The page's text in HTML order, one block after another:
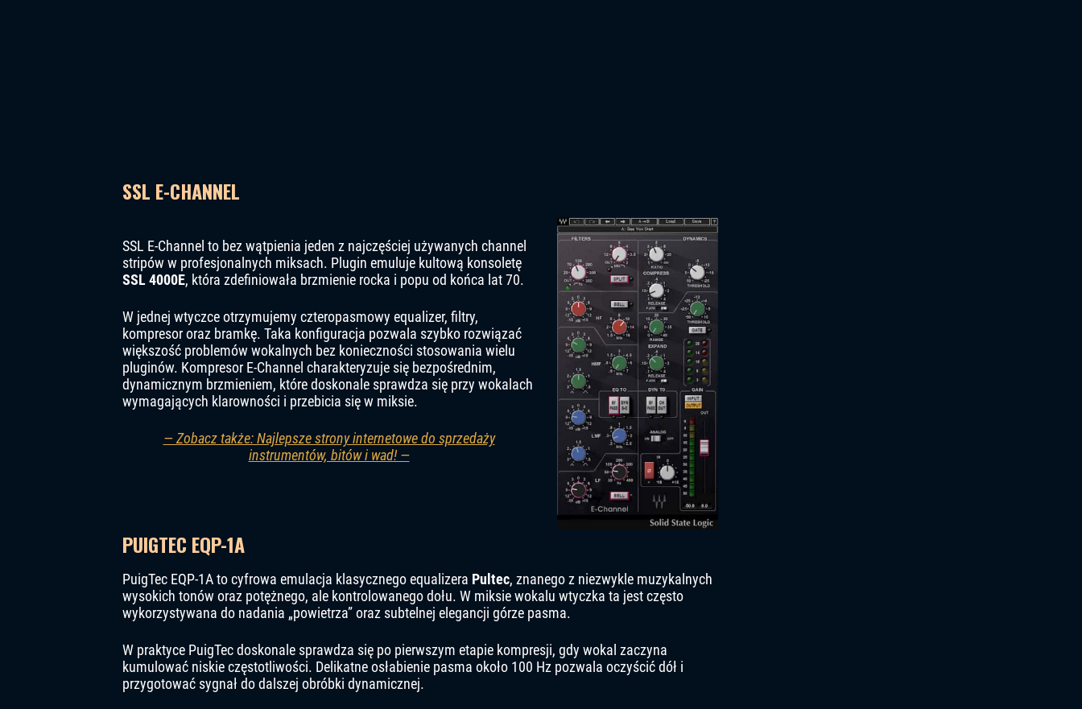
SSL E-CHANNEL
SSL E-Channel to bez wątpienia jeden z najczęściej używanych channel
stripów w profesjonalnych miksach. Plugin emuluje kultową konsoletę
SSL 4000E, która zdefiniowała brzmienie rocka i popu od końca lat 70.
W jednej wtyczce otrzymujemy czteropasmowy equalizer, filtry,
kompresor oraz bramkę. Taka konfiguracja pozwala szybko rozwiązać
większość problemów wokalnych bez konieczności stosowania wielu
pluginów. Kompresor E-Channel charakteryzuje się bezpośrednim,
dynamicznym brzmieniem, które doskonale sprawdza się przy wokalach
wymagających klarowności i przebicia się w miksie.
— Zobacz także: Najlepsze strony internetowe do sprzedaży
instrumentów, bitów i wad! —
PUIGTEC EQP-1A
PuigTec EQP-1A to cyfrowa emulacja klasycznego equalizera Pultec, znanego z niezwykle muzykalnych
wysokich tonów oraz potężnego, ale kontrolowanego dołu. W miksie wokalu wtyczka ta jest często
wykorzystywana do nadania „powietrza” oraz subtelnej elegancji górze pasma.
W praktyce PuigTec doskonale sprawdza się po pierwszym etapie kompresji, gdy wokal zaczyna
kumulować niskie częstotliwości. Delikatne osłabienie pasma około 100 Hz pozwala oczyścić dół i
przygotować sygnał do dalszej obróbki dynamicznej.